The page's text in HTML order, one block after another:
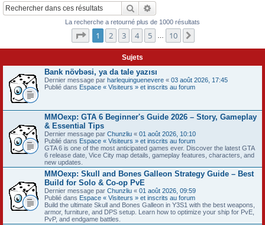
Rechercher
La recherche a retourné plus de 1000 résultats
Page sur10
1 2 3 4 5 10
Sujets
Bank növbəsi, ya da tale yazısı
Dernier message par harlequinguenevere « 03 août 2026, 17:45
Publié dans Espace « Visiteurs » et inscrits au forum
MMOexp: GTA 6 Beginner's Guide 2026 – Story, Gameplay
& Essential Tips
Dernier message par Chunzliu « 01 août 2026, 10:10
Publié dans Espace « Visiteurs » et inscrits au forum
GTA 6 is one of the most anticipated games ever. Discover the latest GTA
6 release date, Vice City map details, gameplay features, characters, and
new updates.
MMOexp: Skull and Bones Galleon Strategy Guide – Best
Build for Solo & Co-op PvE
Dernier message par Chunzliu « 01 août 2026, 09:59
Publié dans Espace « Visiteurs » et inscrits au forum
Build the ultimate Skull and Bones Galleon in Y3S1 with the best weapons,
armor, furniture, and DPS setup. Learn how to optimize your ship for PvE,
PvP, and endgame battles.